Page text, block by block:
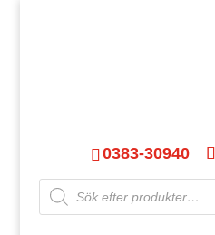
0383-30940
Products
search